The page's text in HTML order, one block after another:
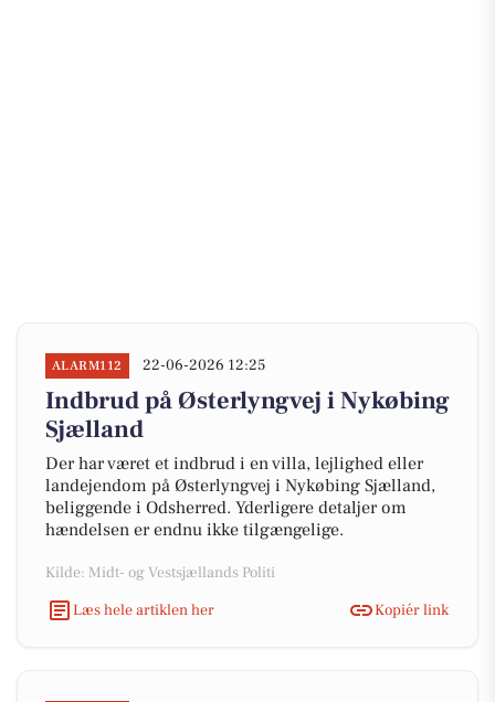
ALARM112 22-06-2026 12:25
Indbrud på Østerlyngvej i Nykøbing
Sjælland
Der har været et indbrud i en villa, lejlighed eller
landejendom på Østerlyngvej i Nykøbing Sjælland,
beliggende i Odsherred. Yderligere detaljer om
hændelsen er endnu ikke tilgængelige.
Kilde: Midt- og Vestsjællands Politi
Læs hele artiklen her
Kopiér link